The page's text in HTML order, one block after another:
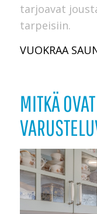
tarjoavat
tarpeisiin.
VUOKRAA
MITKÄ